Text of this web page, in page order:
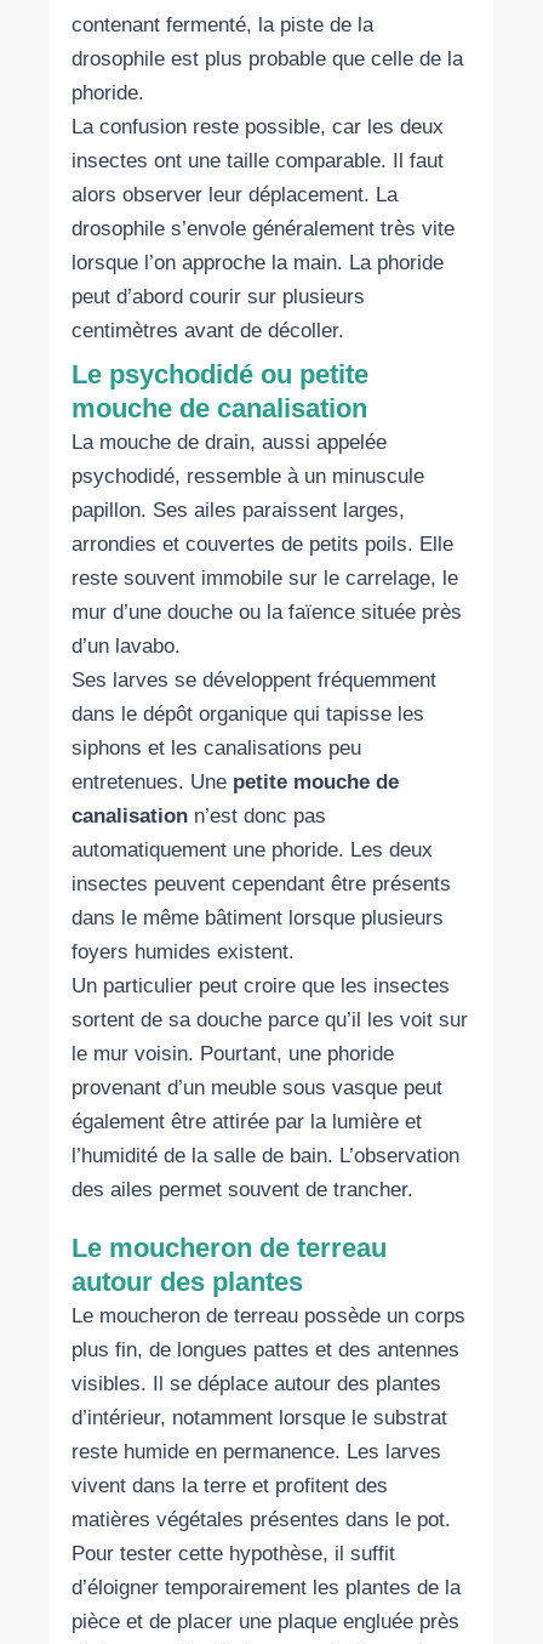
contenant fermenté, la piste de la
drosophile est plus probable que celle de la
phoride.
La confusion reste possible, car les deux
insectes ont une taille comparable. Il faut
alors observer leur déplacement. La
drosophile s’envole généralement très vite
lorsque l’on approche la main. La phoride
peut d’abord courir sur plusieurs
centimètres avant de décoller.
Le psychodidé ou petite
mouche de canalisation
La mouche de drain, aussi appelée
psychodidé, ressemble à un minuscule
papillon. Ses ailes paraissent larges,
arrondies et couvertes de petits poils. Elle
reste souvent immobile sur le carrelage, le
mur d’une douche ou la faïence située près
d’un lavabo.
Ses larves se développent fréquemment
dans le dépôt organique qui tapisse les
siphons et les canalisations peu
entretenues. Une petite mouche de
canalisation n’est donc pas
automatiquement une phoride. Les deux
insectes peuvent cependant être présents
dans le même bâtiment lorsque plusieurs
foyers humides existent.
Un particulier peut croire que les insectes
sortent de sa douche parce qu’il les voit sur
le mur voisin. Pourtant, une phoride
provenant d’un meuble sous vasque peut
également être attirée par la lumière et
l’humidité de la salle de bain. L’observation
des ailes permet souvent de trancher.
Le moucheron de terreau
autour des plantes
Le moucheron de terreau possède un corps
plus fin, de longues pattes et des antennes
visibles. Il se déplace autour des plantes
d’intérieur, notamment lorsque le substrat
reste humide en permanence. Les larves
vivent dans la terre et profitent des
matières végétales présentes dans le pot.
Pour tester cette hypothèse, il suffit
d’éloigner temporairement les plantes de la
pièce et de placer une plaque engluée près